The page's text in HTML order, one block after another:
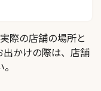
際の店舗の場所と
かけの際は、店舗